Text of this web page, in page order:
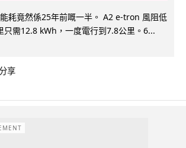
耗竟然係25年前嘅一半。 A2 e-tron 風阻低
只需12.8 kWh，一度電行到7.8公里。6...
享